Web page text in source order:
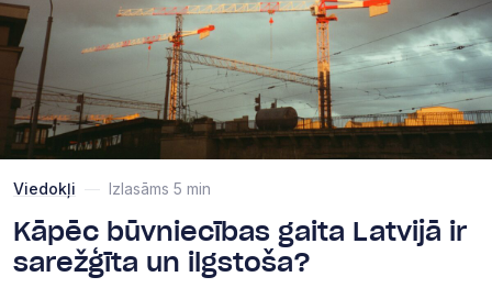
Viedokļi Izlasāms 5 min
Kāpēc būvniecības gaita Latvijā ir
sarežģīta un ilgstoša?